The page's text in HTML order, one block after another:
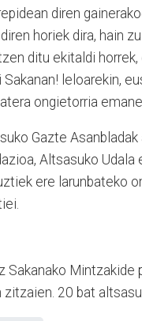
diren
horiek dira, hain
ditu ekitaldi
leloarekin,
ongietorria
Gazte
Altsasuko
ere larunbateko
Sakanako
zitzaien. 20 bat